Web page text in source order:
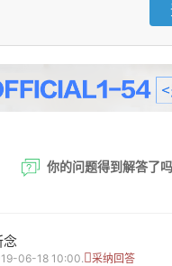
你的问题得到解答了
念
06-18 10:00. 采纳回答